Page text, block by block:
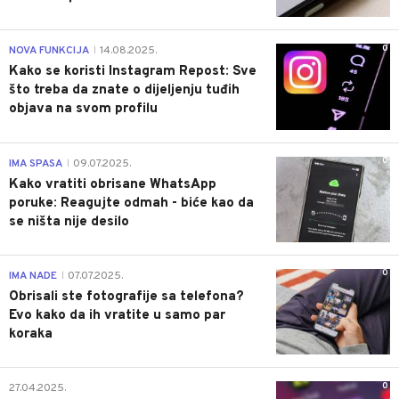
0
NOVA FUNKCIJA 14.08.2025.
Kako se koristi Instagram Repost: Sve
što treba da znate o dijeljenju tuđih
objava na svom profilu
0
IMA SPASA 09.07.2025.
Kako vratiti obrisane WhatsApp
poruke: Reagujte odmah - biće kao da
se ništa nije desilo
0
IMA NADE 07.07.2025.
Obrisali ste fotografije sa telefona?
Evo kako da ih vratite u samo par
koraka
0
27.04.2025.